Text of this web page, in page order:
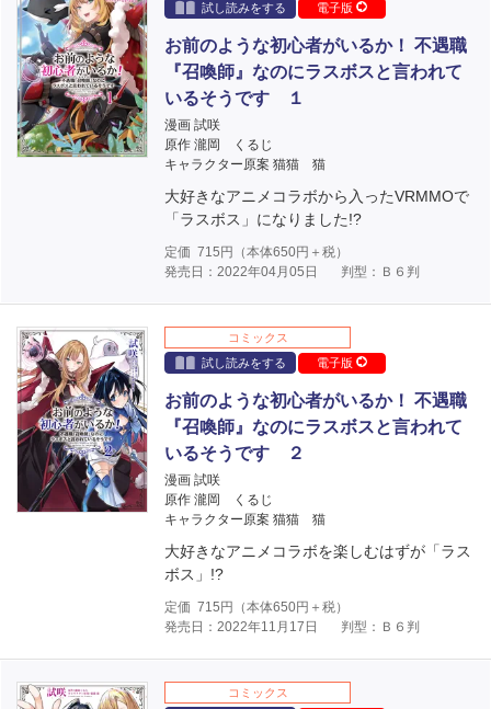
試し読みをする
電子版
お前のような初心者がいるか！ 不遇職
『召喚師』なのにラスボスと言われて
いるそうです １
漫画 試咲
原作 瀧岡 くるじ
キャラクター原案 猫猫 猫
大好きなアニメコラボから入ったVRMMOで
「ラスボス」になりました!?
定価 715 円（本体650円＋税）
発売日：2022年04月05日
判型：Ｂ６判
コミックス
試し読みをする
電子版
お前のような初心者がいるか！ 不遇職
『召喚師』なのにラスボスと言われて
いるそうです ２
漫画 試咲
原作 瀧岡 くるじ
キャラクター原案 猫猫 猫
大好きなアニメコラボを楽しむはずが「ラス
ボス」!?
定価 715 円（本体650円＋税）
発売日：2022年11月17日
判型：Ｂ６判
コミックス